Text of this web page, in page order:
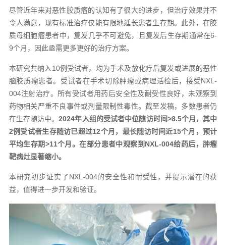
尽管近年来对恶性胶质瘤的认知有了很大的进步，但治疗效果并不
令人满意，现有标准治疗仅能有限地延长患者生存期。此外，在胶
质母细胞瘤患者中，复发几乎不可避免，且复发后生存期通常在6-
9个月，因此亟需更多更好的治疗方案。
本研究共纳入10例受试者，均为手术及放化疗后复发或进展的恶性
脑胶质瘤患者。受试者在手术切除肿瘤或病理活检后，接受NXL-
004注射治疗。所有受试者用药后安全性及耐受性良好，未观察到
药物相关严重不良事件或剂量限制性毒性。截至发稿，多数患者仍
在生存随访中。2024年入组的受试者中位随访时间>8.5个月，其中
2例受试者生存随访已超过12个月，最长随访时间近15个月，预计
平均生存期>11个月。在部分患者中观察到NXL-004给药后，肿瘤
靶病灶显著缩小。
本研究初步证实了NXL-004的安全性和耐受性，并提示潜在的获
益，值得进一步开发和验证。